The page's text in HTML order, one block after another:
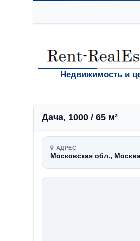
Недвижимость и
Дача, 1000 / 65 м²
АДРЕС
Московская обл., Москва